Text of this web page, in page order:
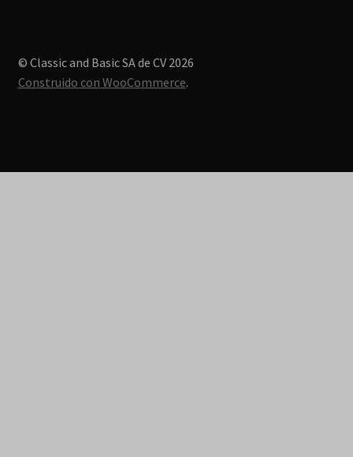
© Classic and Basic SA de CV 2026
Construido con WooCommerce.